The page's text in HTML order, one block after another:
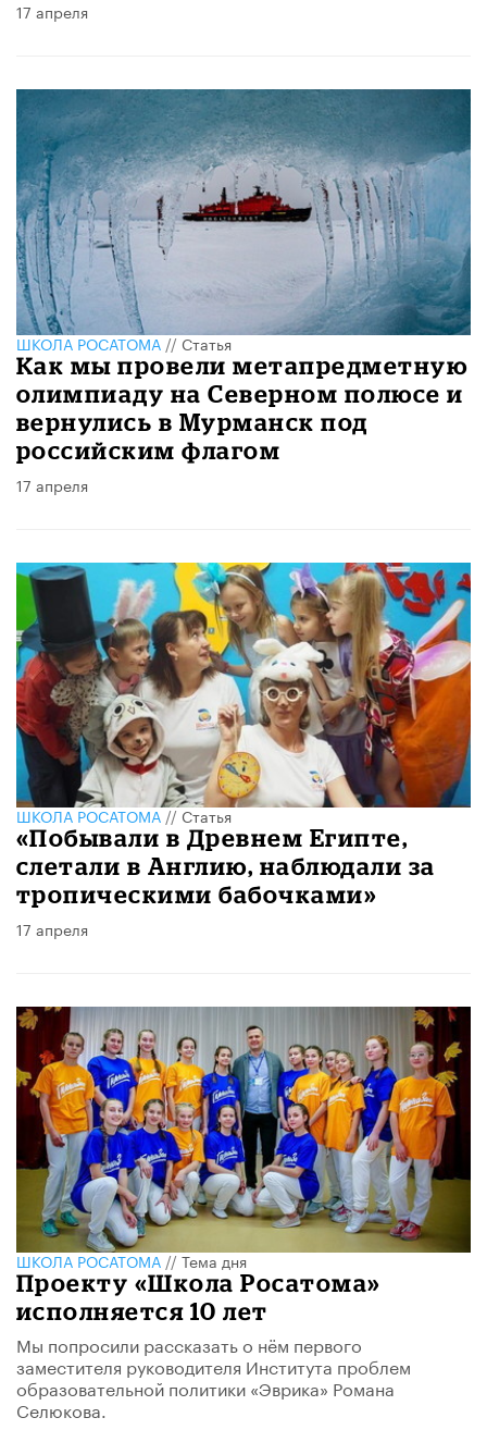
17 апреля
ШКОЛА РОСАТОМА//Статья
Как мы провели метапредметную
олимпиаду на Северном полюсе и
вернулись в Мурманск под
российским флагом
17 апреля
ШКОЛА РОСАТОМА//Статья
«Побывали в Древнем Египте,
слетали в Англию, наблюдали за
тропическими бабочками»
17 апреля
ШКОЛА РОСАТОМА//Тема дня
Проекту «Школа Росатома»
исполняется 10 лет
Мы попросили рассказать о нём первого
заместителя руководителя Института проблем
образовательной политики «Эврика» Романа
Селюкова.